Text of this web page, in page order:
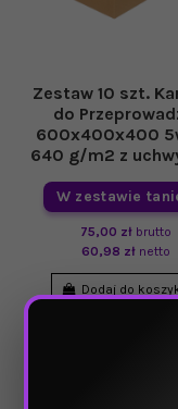
Zestaw 10 szt.
do
600x400x400
640 g/m2 z
W zestawie
75,00 zł brutto
60,98 zł netto
Dodaj do